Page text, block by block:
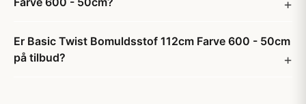
Er Basic Twist Bomuldsstof 112cm Farve 600 - 50cm
på tilbud?